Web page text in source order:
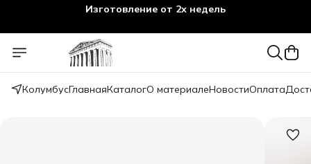
КолумбусГлавнаяКаталогО материалеНовостиОплата